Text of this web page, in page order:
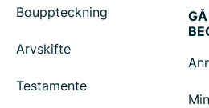
Bouppteckning
Arvskifte
Testamente